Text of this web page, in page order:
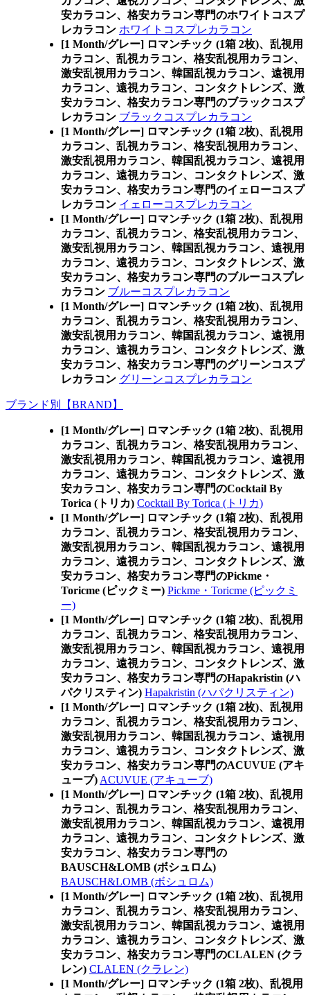
安カラコン、格安カラコン専門のホワイトコスプ
レカラコン ホワイトコスプレカラコン
[1 Month/グレー] ロマンチック (1箱 2枚)、乱視用
カラコン、乱視カラコン、格安乱視用カラコン、
激安乱視用カラコン、韓国乱視カラコン、遠視用
カラコン、遠視カラコン、コンタクトレンズ、激
安カラコン、格安カラコン専門のブラックコスプ
レカラコン ブラックコスプレカラコン
[1 Month/グレー] ロマンチック (1箱 2枚)、乱視用
カラコン、乱視カラコン、格安乱視用カラコン、
激安乱視用カラコン、韓国乱視カラコン、遠視用
カラコン、遠視カラコン、コンタクトレンズ、激
安カラコン、格安カラコン専門のイェローコスプ
レカラコン イェローコスプレカラコン
[1 Month/グレー] ロマンチック (1箱 2枚)、乱視用
カラコン、乱視カラコン、格安乱視用カラコン、
激安乱視用カラコン、韓国乱視カラコン、遠視用
カラコン、遠視カラコン、コンタクトレンズ、激
安カラコン、格安カラコン専門のブルーコスプレ
カラコン ブルーコスプレカラコン
[1 Month/グレー] ロマンチック (1箱 2枚)、乱視用
カラコン、乱視カラコン、格安乱視用カラコン、
激安乱視用カラコン、韓国乱視カラコン、遠視用
カラコン、遠視カラコン、コンタクトレンズ、激
安カラコン、格安カラコン専門のグリーンコスプ
レカラコン グリーンコスプレカラコン
ブランド別【BRAND】
[1 Month/グレー] ロマンチック (1箱 2枚)、乱視用
カラコン、乱視カラコン、格安乱視用カラコン、
激安乱視用カラコン、韓国乱視カラコン、遠視用
カラコン、遠視カラコン、コンタクトレンズ、激
安カラコン、格安カラコン専門のCocktail By
Torica (トリカ) Cocktail By Torica (トリカ)
[1 Month/グレー] ロマンチック (1箱 2枚)、乱視用
カラコン、乱視カラコン、格安乱視用カラコン、
激安乱視用カラコン、韓国乱視カラコン、遠視用
カラコン、遠視カラコン、コンタクトレンズ、激
安カラコン、格安カラコン専門のPickme・
Toricme (ピックミー) Pickme・Toricme (ピックミ
ー)
[1 Month/グレー] ロマンチック (1箱 2枚)、乱視用
カラコン、乱視カラコン、格安乱視用カラコン、
激安乱視用カラコン、韓国乱視カラコン、遠視用
カラコン、遠視カラコン、コンタクトレンズ、激
安カラコン、格安カラコン専門のHapakristin (ハ
パクリスティン) Hapakristin (ハパクリスティン)
[1 Month/グレー] ロマンチック (1箱 2枚)、乱視用
カラコン、乱視カラコン、格安乱視用カラコン、
激安乱視用カラコン、韓国乱視カラコン、遠視用
カラコン、遠視カラコン、コンタクトレンズ、激
安カラコン、格安カラコン専門のACUVUE (アキ
ューブ) ACUVUE (アキューブ)
[1 Month/グレー] ロマンチック (1箱 2枚)、乱視用
カラコン、乱視カラコン、格安乱視用カラコン、
激安乱視用カラコン、韓国乱視カラコン、遠視用
カラコン、遠視カラコン、コンタクトレンズ、激
安カラコン、格安カラコン専門の
BAUSCH&LOMB (ボシュロム)
BAUSCH&LOMB (ボシュロム)
[1 Month/グレー] ロマンチック (1箱 2枚)、乱視用
カラコン、乱視カラコン、格安乱視用カラコン、
激安乱視用カラコン、韓国乱視カラコン、遠視用
カラコン、遠視カラコン、コンタクトレンズ、激
安カラコン、格安カラコン専門のCLALEN (クラ
レン) CLALEN (クラレン)
[1 Month/グレー] ロマンチック (1箱 2枚)、乱視用